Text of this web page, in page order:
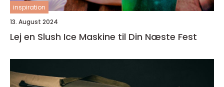
inspiration
13. August 2024
Lej en Slush Ice Maskine til Din Næste Fest